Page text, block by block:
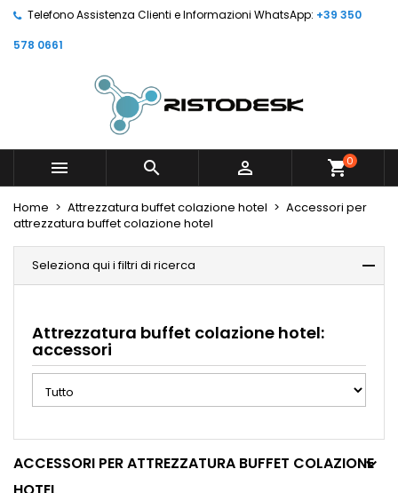
Telefono Assistenza Clienti e Informazioni WhatsApp: +39 350
578 0661
   shopping_cart0
Home Attrezzatura buffet colazione hotel
Accessori per
attrezzatura buffet colazione hotel
Seleziona qui i filtri di ricerca
Attrezzatura buffet colazione hotel:
accessori
ACCESSORI PER ATTREZZATURA BUFFET COLAZIONE